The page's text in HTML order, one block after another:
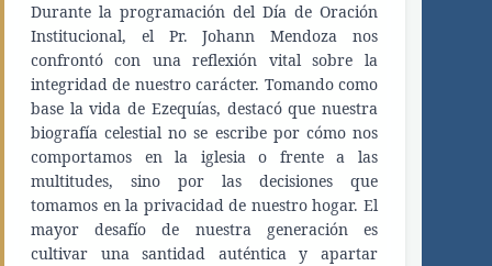
Durante la programación del Día de Oración
Institucional, el Pr. Johann Mendoza nos
confrontó con una reflexión vital sobre la
integridad de nuestro carácter. Tomando como
base la vida de Ezequías, destacó que nuestra
biografía celestial no se escribe por cómo nos
comportamos en la iglesia o frente a las
multitudes, sino por las decisiones que
tomamos en la privacidad de nuestro hogar. El
mayor desafío de nuestra generación es
cultivar una santidad auténtica y apartar